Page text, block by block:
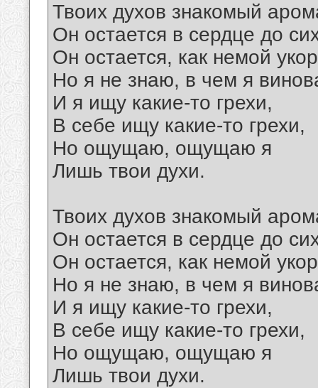
Твоих духов знакомый
Он остается в сердце до
Он остается, как немой
Но я не знаю, в чем я
И я ищу какие-то грехи,
В себе ищу какие-то грехи,
Но ощущаю, ощущаю я
Лишь твои духи.
Твоих духов знакомый
Он остается в сердце до
Он остается, как немой
Но я не знаю, в чем я
И я ищу какие-то грехи,
В себе ищу какие-то грехи,
Но ощущаю, ощущаю я
Лишь твои духи.